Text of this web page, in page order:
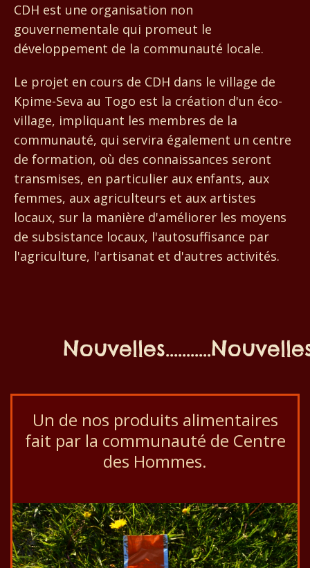
CDH est une organisation non
gouvernementale qui promeut le
développement de la communauté locale.
Le projet en cours de CDH dans le village de
Kpime-Seva au Togo est la création d'un éco-
village, impliquant les membres de la
communauté, qui servira également un centre
de formation, où des connaissances seront
transmises, en particulier aux enfants, aux
femmes, aux agriculteurs et aux artistes
locaux, sur la manière d'améliorer les moyens
de subsistance locaux, l'autosuffisance par
l'agriculture, l'artisanat et d'autres activités.
Un de nos produits alimentaires
fait par la communauté de Centre
des Hommes.